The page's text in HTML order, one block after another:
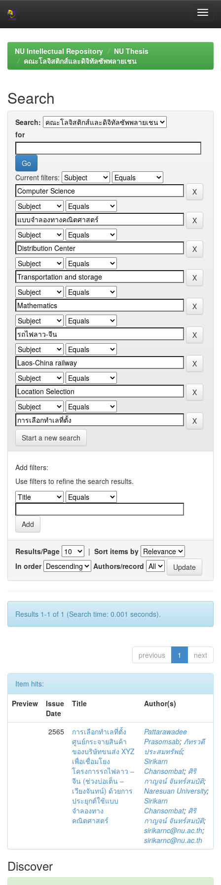
navigationNU Intellectual Repository
NU Thesis
คณะโลจิสติกส์และดิจิทัลซัพพลายเชน
Search
Search:
for
Current filters:
Start a new search
Add filters:
Use filters to refine the search results.
Results/Page | Sort items by
In order
Authors/record
Results 1-1 of 1 (Search time: 0.001 seconds).
previous 1 next
Item hits:
Preview
Issue
Date
Title Author(s)
2565
การเลือกทำเลที่ตั้ง
ศูนย์กระจายสินค้า
ของบริษัทขนส่ง XYZ
เพื่อเชื่อมโยง
โครงการรถไฟลาว –
จีน (ช่วงบ่อเต็น –
เวียงจันทน์) ด้วยการ
ประยุกต์ใช้แบบ
จำลองทาง
คณิตศาสตร์
Pattarawadee
Prasomsab; ภัทรวดี
ประสมทรัพย์;
Sirikarn
Chansombat; ศิริ
กาญจน์ จันทร์สมบัติ;
Naresuan University;
Sirikarn
Chansombat; ศิริ
กาญจน์ จันทร์สมบัติ;
sirikarnc@nu.ac.th;
sirikarnc@nu.ac.th
Discover